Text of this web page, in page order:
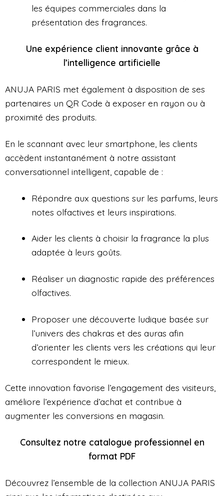
les équipes commerciales dans la
présentation des fragrances.
Une expérience client innovante grâce à
l’intelligence artificielle
ANUJA PARIS met également à disposition de ses
partenaires un QR Code à exposer en rayon ou à
proximité des produits.
En le scannant avec leur smartphone, les clients
accèdent instantanément à notre assistant
conversationnel intelligent, capable de :
Répondre aux questions sur les parfums, leurs
notes olfactives et leurs inspirations.
Aider les clients à choisir la fragrance la plus
adaptée à leurs goûts.
Réaliser un diagnostic rapide des préférences
olfactives.
Proposer une découverte ludique basée sur
l’univers des chakras et des auras afin
d’orienter les clients vers les créations qui leur
correspondent le mieux.
Cette innovation favorise l’engagement des visiteurs,
améliore l’expérience d’achat et contribue à
augmenter les conversions en magasin.
Consultez notre catalogue professionnel en
format PDF
Découvrez l’ensemble de la collection ANUJA PARIS